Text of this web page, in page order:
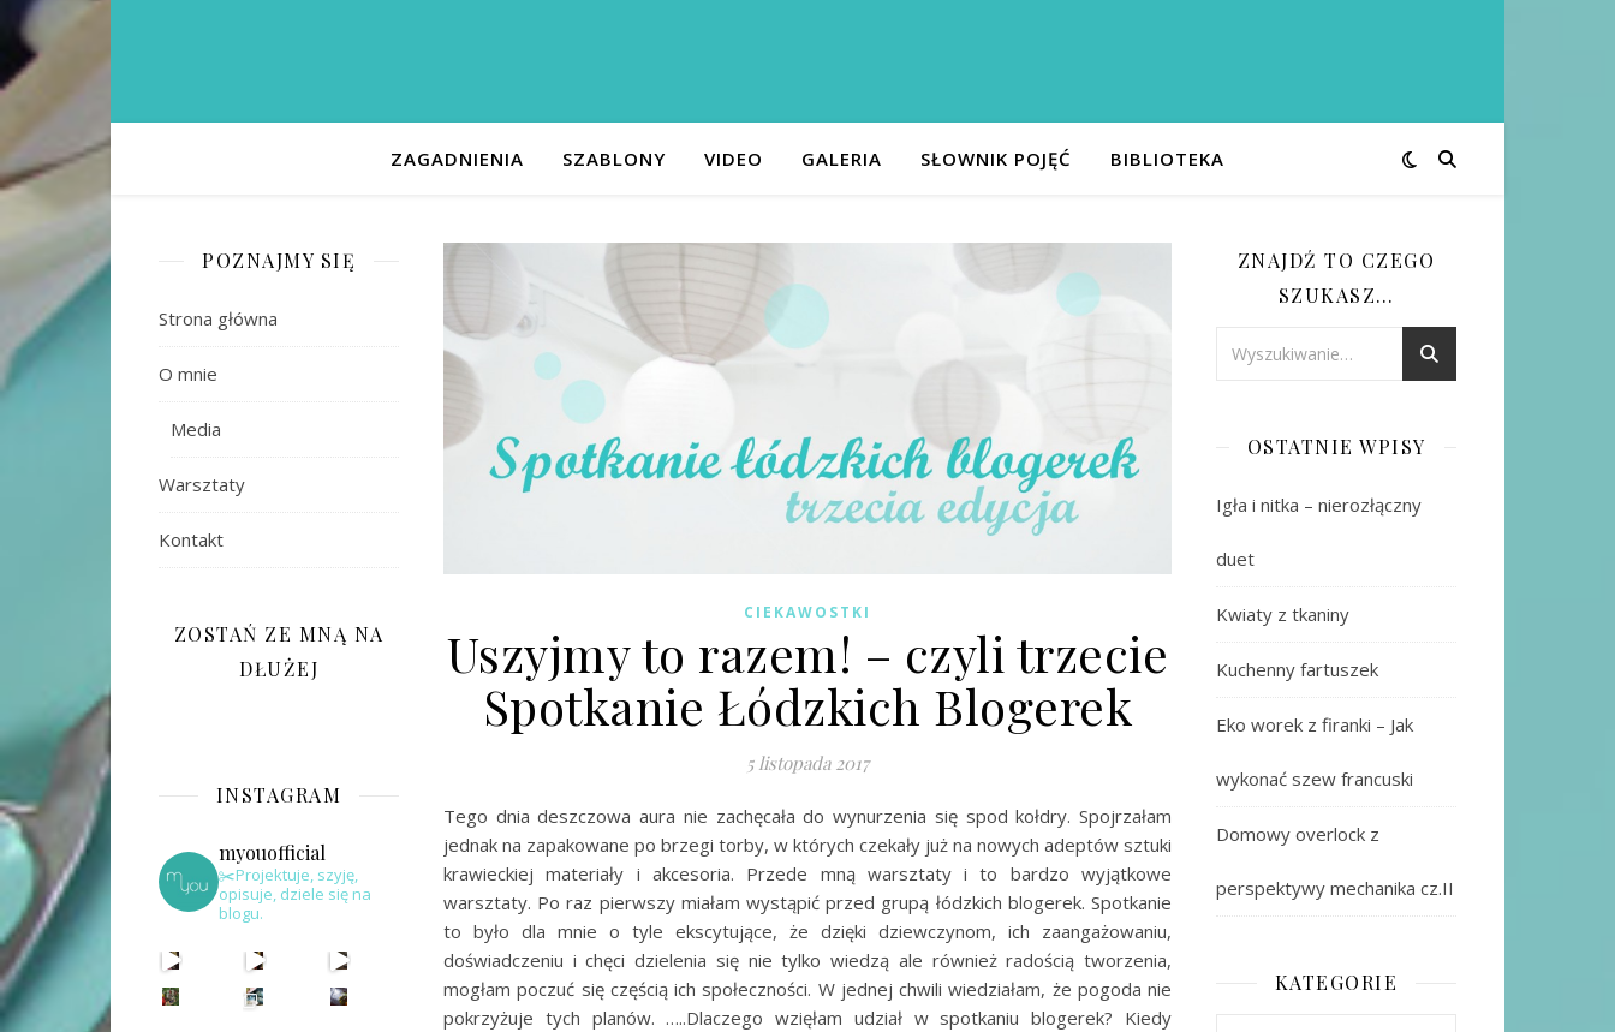
ZAGADNIENIA SZABLONY VIDEO GALERIA SŁOWNIK POJĘĆ BIBLIOTEKA
POZNAJMY SIĘ
Strona główna
O mnie
Media
Warsztaty
Kontakt
ZOSTAŃ ZE MNĄ NA
DŁUŻEJ
INSTAGRAM
myouofficial
✂️Projektuje, szyję,
opisuje, dziele się na
blogu.
CIEKAWOSTKI
Uszyjmy to razem! – czyli trzecie
Spotkanie Łódzkich Blogerek
5 listopada 2017
Tego dnia deszczowa aura nie zachęcała do wynurzenia się spod kołdry. Spojrzałam
jednak na zapakowane po brzegi torby, w których czekały już na nowych adeptów sztuki
krawieckiej materiały i akcesoria. Przede mną warsztaty i to bardzo wyjątkowe
warsztaty. Po raz pierwszy miałam wystąpić przed grupą łódzkich blogerek. Spotkanie
to było dla mnie o tyle ekscytujące, że dzięki dziewczynom, ich zaangażowaniu,
doświadczeniu i chęci dzielenia się nie tylko wiedzą ale również radością tworzenia,
mogłam poczuć się częścią ich społeczności. W jednej chwili wiedziałam, że pogoda nie
pokrzyżuje tych planów. …..Dlaczego wzięłam udział w spotkaniu blogerek? Kiedy
ZNAJDŹ TO CZEGO
SZUKASZ…
OSTATNIE WPISY
Igła i nitka – nierozłączny
duet
Kwiaty z tkaniny
Kuchenny fartuszek
Eko worek z firanki – Jak
wykonać szew francuski
Domowy overlock z
perspektywy mechanika cz.II
KATEGORIE